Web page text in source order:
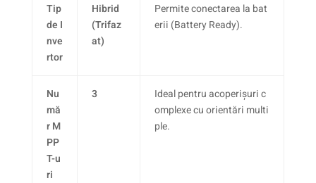
Tip
de I
nve
rtor
Hibrid
(Trifaz
at)
Permite conectarea la bat
erii (Battery Ready).
Nu
mă
r M
PP
T-u
ri
3
Ideal pentru acoperișuri c
omplexe cu orientări multi
ple.